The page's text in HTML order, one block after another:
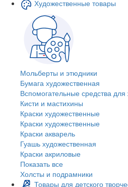
Художественные товары
Мольберты и этюдники
Бумага художественная
Вспомогательные средства
Кисти и мастихины
Краски художественные
Краски художественные
Краски акварель
Гуашь художественная
Краски акриловые
Показать все
Холсты и подрамники
Товары для детского